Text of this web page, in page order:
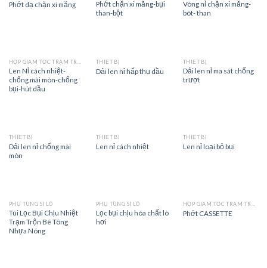
Phớt dạ chặn xi măng
Phớt chặn xi măng-bụi
than-bột
Vòng nỉ chặn xi măng-
bôt- than
Len Nỉ cách nhiệt-
chống mài mòn-chống
bụi-hút dầu
THIẾT BỊ
Dải len nỉ hấp thụ dầu
THIẾT BỊ
Dải len nỉ ma sát chống
trượt
THIẾT BỊ
Dải len nỉ chống mài
mòn
THIẾT BỊ
Len nỉ cách nhiệt
THIẾT BỊ
Len nỉ loại bỏ bụi
PHỤ TÙNG SI LÔ
Túi Lọc Bụi Chịu Nhiệt
Trạm Trộn Bê Tông
Nhựa Nóng
PHỤ TÙNG SI LÔ
Lọc bụi chịu hóa chất lò
hơi
Phớt CASSETTE